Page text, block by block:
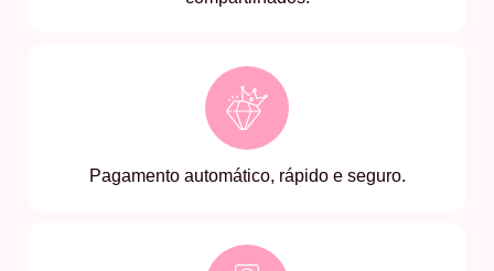
Pagamento automático, rápido e seguro.